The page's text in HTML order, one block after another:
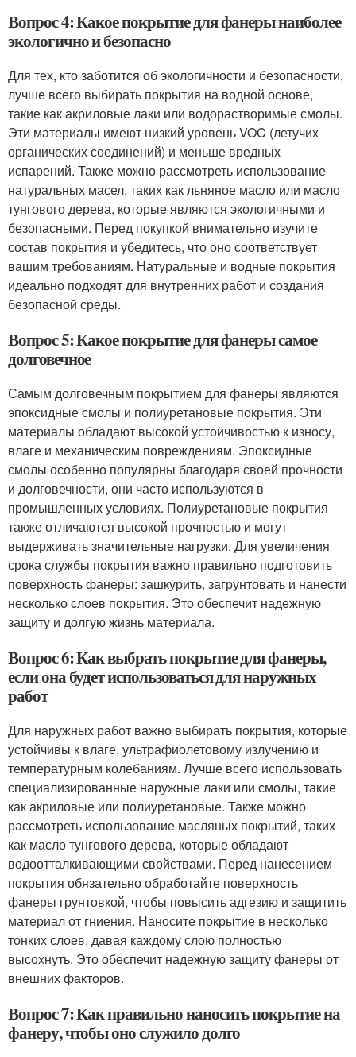
Вопрос 4: Какое покрытие для фанеры наиболее
экологично и безопасно
Для тех, кто заботится об экологичности и безопасности,
лучше всего выбирать покрытия на водной основе,
такие как акриловые лаки или водорастворимые смолы.
Эти материалы имеют низкий уровень VOC (летучих
органических соединений) и меньше вредных
испарений. Также можно рассмотреть использование
натуральных масел, таких как льняное масло или масло
тунгового дерева, которые являются экологичными и
безопасными. Перед покупкой внимательно изучите
состав покрытия и убедитесь, что оно соответствует
вашим требованиям. Натуральные и водные покрытия
идеально подходят для внутренних работ и создания
безопасной среды.
Вопрос 5: Какое покрытие для фанеры самое
долговечное
Самым долговечным покрытием для фанеры являются
эпоксидные смолы и полиуретановые покрытия. Эти
материалы обладают высокой устойчивостью к износу,
влаге и механическим повреждениям. Эпоксидные
смолы особенно популярны благодаря своей прочности
и долговечности, они часто используются в
промышленных условиях. Полиуретановые покрытия
также отличаются высокой прочностью и могут
выдерживать значительные нагрузки. Для увеличения
срока службы покрытия важно правильно подготовить
поверхность фанеры: зашкурить, загрунтовать и нанести
несколько слоев покрытия. Это обеспечит надежную
защиту и долгую жизнь материала.
Вопрос 6: Как выбрать покрытие для фанеры,
если она будет использоваться для наружных
работ
Для наружных работ важно выбирать покрытия, которые
устойчивы к влаге, ультрафиолетовому излучению и
температурным колебаниям. Лучше всего использовать
специализированные наружные лаки или смолы, такие
как акриловые или полиуретановые. Также можно
рассмотреть использование масляных покрытий, таких
как масло тунгового дерева, которые обладают
водоотталкивающими свойствами. Перед нанесением
покрытия обязательно обработайте поверхность
фанеры грунтовкой, чтобы повысить адгезию и защитить
материал от гниения. Наносите покрытие в несколько
тонких слоев, давая каждому слою полностью
высохнуть. Это обеспечит надежную защиту фанеры от
внешних факторов.
Вопрос 7: Как правильно наносить покрытие на
фанеру, чтобы оно служило долго